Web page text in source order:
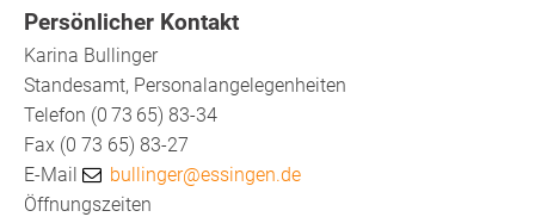
Persönlicher Kontakt
Karina Bullinger
Standesamt, Personalangelegenheiten
Telefon (0 73 65) 83-34
Fax (0 73 65) 83-27
E-Mail
bullinger@essingen.de
Öffnungszeiten